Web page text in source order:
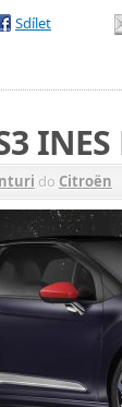
Sdílet
INES
do Citroën